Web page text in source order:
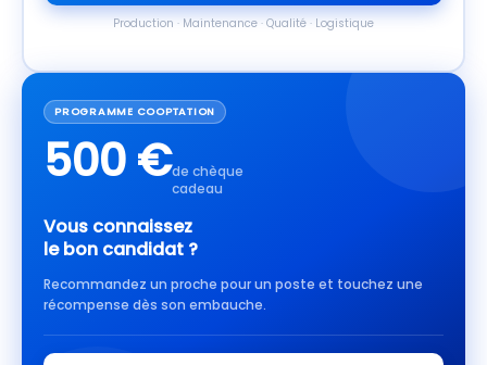
Production · Maintenance · Qualité · Logistique
PROGRAMME COOPTATION
500 €de chèque
cadeau
Vous connaissez
le bon candidat ?
Recommandez un proche pour un poste et touchez une
récompense dès son embauche.